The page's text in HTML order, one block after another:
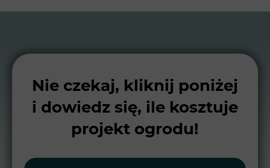
Nie czekaj, kliknij poniżej
i dowiedz się, ile kosztuje
projekt ogrodu!